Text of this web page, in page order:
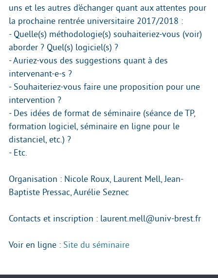
uns et les autres d’échanger quant aux attentes pour
la prochaine rentrée universitaire 2017/2018 :
- Quelle(s) méthodologie(s) souhaiteriez-vous (voir)
aborder ? Quel(s) logiciel(s) ?
- Auriez-vous des suggestions quant à des
intervenant-e-s ?
- Souhaiteriez-vous faire une proposition pour une
intervention ?
- Des idées de format de séminaire (séance de TP,
formation logiciel, séminaire en ligne pour le
distanciel, etc.) ?
- Etc.
Organisation : Nicole Roux, Laurent Mell, Jean-
Baptiste Pressac, Aurélie Seznec
Contacts et inscription : laurent.mell@univ-brest.fr
Voir en ligne : Site du séminaire